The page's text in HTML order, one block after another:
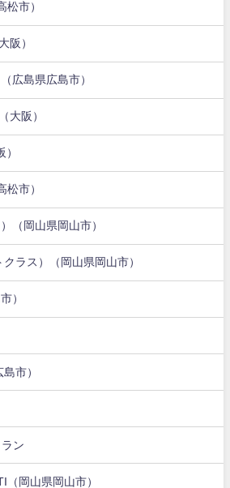
松市）
阪）
広島県広島市）
大阪）
）
松市）
（岡山県岡山市）
ラス）（岡山県岡山市）
）
市）
ン
（岡山県岡山市）